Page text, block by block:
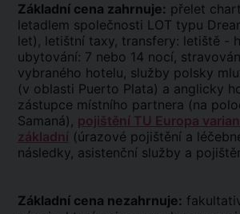
Základní cena zahrnuje: přelet
letadlem společnosti LOT typu
let), letištní taxy, transfery: letiště -
ubytování: 7 nebo 14 nocí,
vybraného hotelu, služby polsky
(v oblasti Puerto Plata) a anglicky
zástupce místního partnera (na
Samaná), pojištění TU Europa
základní (úrazové pojištění a
následky, asistenční služby a
Základní cena nezahrnuje: